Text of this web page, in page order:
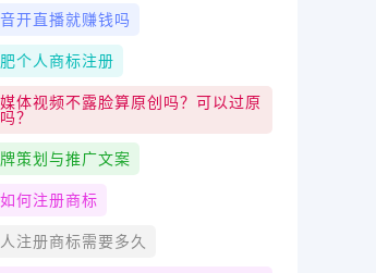
开直播就赚钱吗
个人商标注册
体视频不露脸算原创吗？可以过原
？
策划与推广文案
何注册商标
注册商标需要多久